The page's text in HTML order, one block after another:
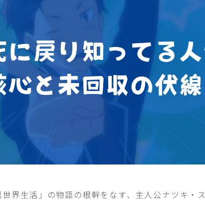
世界生活」の物語の根幹をなす、主人公ナツキ・